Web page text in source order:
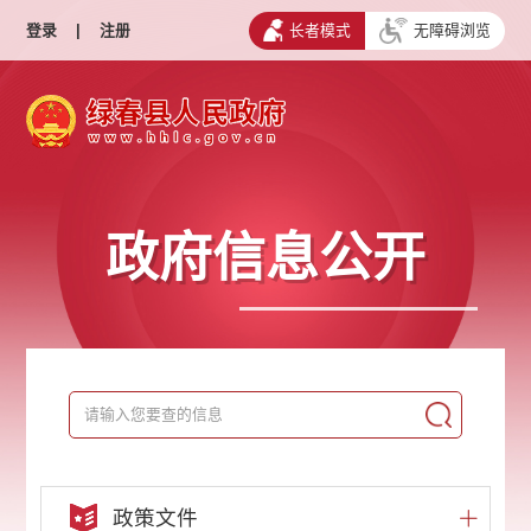
登录 | 注册 长者模式 无障碍浏览
政府信息公开
政策文件